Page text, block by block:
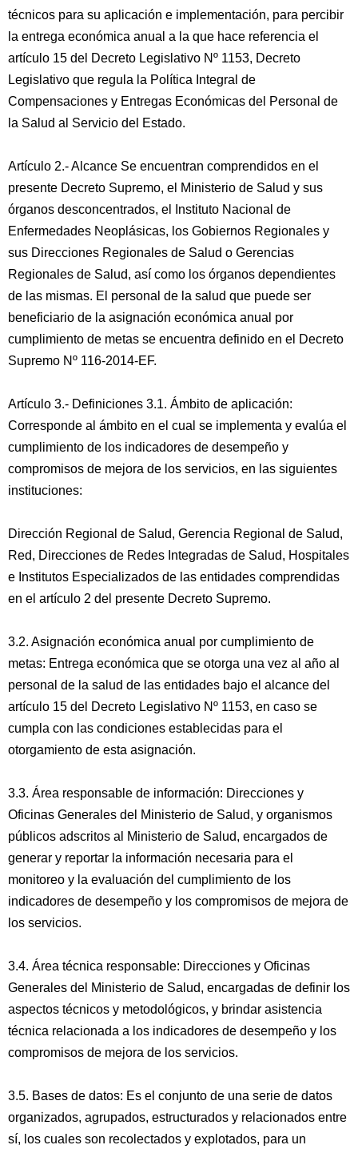
técnicos para su aplicación e implementación, para percibir
la entrega económica anual a la que hace referencia el
artículo 15 del Decreto Legislativo Nº 1153, Decreto
Legislativo que regula la Política Integral de
Compensaciones y Entregas Económicas del Personal de
la Salud al Servicio del Estado.
Artículo 2.- Alcance Se encuentran comprendidos en el
presente Decreto Supremo, el Ministerio de Salud y sus
órganos desconcentrados, el Instituto Nacional de
Enfermedades Neoplásicas, los Gobiernos Regionales y
sus Direcciones Regionales de Salud o Gerencias
Regionales de Salud, así como los órganos dependientes
de las mismas. El personal de la salud que puede ser
beneficiario de la asignación económica anual por
cumplimiento de metas se encuentra definido en el Decreto
Supremo Nº 116-2014-EF.
Artículo 3.- Definiciones 3.1. Ámbito de aplicación:
Corresponde al ámbito en el cual se implementa y evalúa el
cumplimiento de los indicadores de desempeño y
compromisos de mejora de los servicios, en las siguientes
instituciones:
Dirección Regional de Salud, Gerencia Regional de Salud,
Red, Direcciones de Redes Integradas de Salud, Hospitales
e Institutos Especializados de las entidades comprendidas
en el artículo 2 del presente Decreto Supremo.
3.2. Asignación económica anual por cumplimiento de
metas: Entrega económica que se otorga una vez al año al
personal de la salud de las entidades bajo el alcance del
artículo 15 del Decreto Legislativo Nº 1153, en caso se
cumpla con las condiciones establecidas para el
otorgamiento de esta asignación.
3.3. Área responsable de información: Direcciones y
Oficinas Generales del Ministerio de Salud, y organismos
públicos adscritos al Ministerio de Salud, encargados de
generar y reportar la información necesaria para el
monitoreo y la evaluación del cumplimiento de los
indicadores de desempeño y los compromisos de mejora de
los servicios.
3.4. Área técnica responsable: Direcciones y Oficinas
Generales del Ministerio de Salud, encargadas de definir los
aspectos técnicos y metodológicos, y brindar asistencia
técnica relacionada a los indicadores de desempeño y los
compromisos de mejora de los servicios.
3.5. Bases de datos: Es el conjunto de una serie de datos
organizados, agrupados, estructurados y relacionados entre
sí, los cuales son recolectados y explotados, para un